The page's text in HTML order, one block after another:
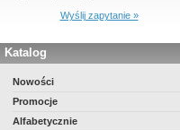
Wyślij zapytanie »
Katalog
Nowości
Promocje
Alfabetycznie